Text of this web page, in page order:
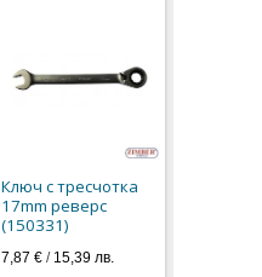
Ключ с тресчотка
17mm реверс
(150331)
7,87 €/ 15,39 лв.